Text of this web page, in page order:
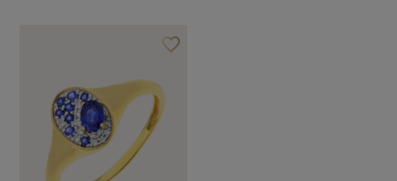
favorite_borderAjouter à vos favoris